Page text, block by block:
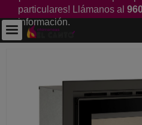
particulares! Llámanos al
información.